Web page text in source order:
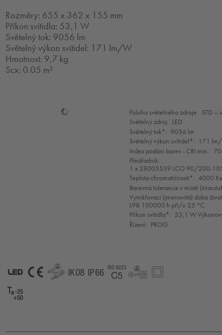
Rozměry: 655 x 362 x 155 mm
Příkon svítidla: 53,1 W
Světelný tok: 9056 lm
Světelný výkon svítidel: 171 lm/W
Hmotnost: 9,7 kg
Scx: 0.05 m²
Mode
selection
Poloha světelného zdroje: STD –
Světelný zdroj: LED
Světelný tok*: 9056 lm
Světelný výkon svítidel*: 171
Index podáni barev - CRI min.: 70
Předřadník:
1 x 28005559 LCO 90/200-
Teplota chromatičnosti*: 4000
Barevná tolerance v místě
Vyměřovací (jmenovitá) doba
L98 100000 h při/u 25 °C
Příkon svítidla*: 53,1 W
Řízení: PROG